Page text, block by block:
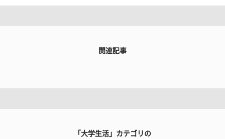
関連記事
「大学生活」カテゴリの